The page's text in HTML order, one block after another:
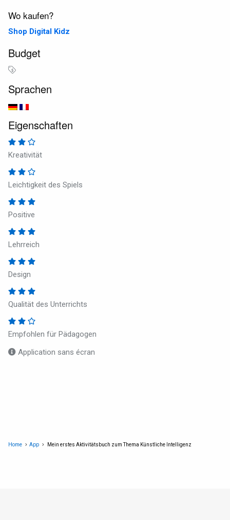
Wo kaufen?
Shop Digital Kidz
Budget
Sprachen
Eigenschaften
Kreativität
Leichtigkeit des Spiels
Positive
Lehrreich
Design
Qualität des Unterrichts
Empfohlen für Pädagogen
Application sans écran
Home App Mein erstes Aktivitätsbuch zum Thema Künstliche Intelligenz